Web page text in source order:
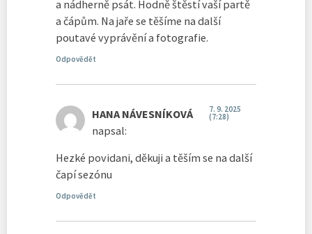
a nádherně psát. Hodně štěstí vaší partě
a čápům. Na jaře se těšíme na další
poutavé vyprávění a fotografie.
Odpovědět
HANA NÁVESNÍKOVÁ
napsal:
7. 9. 2025
(7:28)
Hezké povidani, děkuji a těším se na další
čapí sezónu
Odpovědět